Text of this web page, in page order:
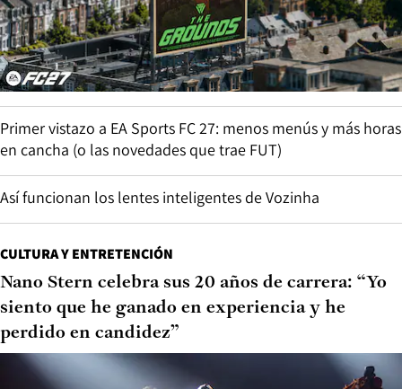
Primer vistazo a EA Sports FC 27: menos menús y más horas
en cancha (o las novedades que trae FUT)
Así funcionan los lentes inteligentes de Vozinha
CULTURA Y ENTRETENCIÓN
Nano Stern celebra sus 20 años de carrera: “Yo
siento que he ganado en experiencia y he
perdido en candidez”